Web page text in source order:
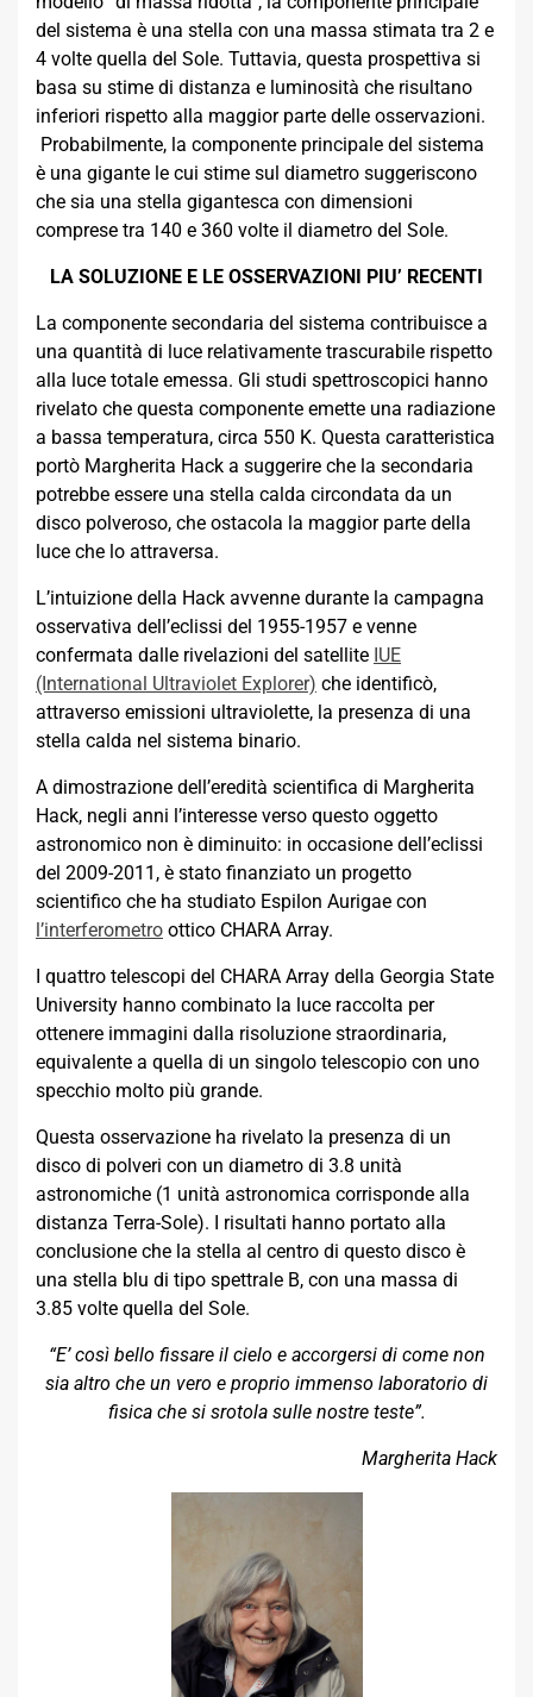
del sistema è una stella con una massa stimata tra 2 e
4 volte quella del Sole. Tuttavia, questa prospettiva si
basa su stime di distanza e luminosità che risultano
inferiori rispetto alla maggior parte delle osservazioni.
Probabilmente, la componente principale del sistema
è una gigante le cui stime sul diametro suggeriscono
che sia una stella gigantesca con dimensioni
comprese tra 140 e 360 volte il diametro del Sole.
LA SOLUZIONE E LE OSSERVAZIONI PIU’ RECENTI
La componente secondaria del sistema contribuisce a
una quantità di luce relativamente trascurabile rispetto
alla luce totale emessa. Gli studi spettroscopici hanno
rivelato che questa componente emette una radiazione
a bassa temperatura, circa 550 K. Questa caratteristica
portò Margherita Hack a suggerire che la secondaria
potrebbe essere una stella calda circondata da un
disco polveroso, che ostacola la maggior parte della
luce che lo attraversa.
L’intuizione della Hack avvenne durante la campagna
osservativa dell’eclissi del 1955-1957 e venne
confermata dalle rivelazioni del satellite IUE
(International Ultraviolet Explorer) che identificò,
attraverso emissioni ultraviolette, la presenza di una
stella calda nel sistema binario.
A dimostrazione dell’eredità scientifica di Margherita
Hack, negli anni l’interesse verso questo oggetto
astronomico non è diminuito: in occasione dell’eclissi
del 2009-2011, è stato finanziato un progetto
scientifico che ha studiato Espilon Aurigae con
l’interferometro ottico CHARA Array.
I quattro telescopi del CHARA Array della Georgia State
University hanno combinato la luce raccolta per
ottenere immagini dalla risoluzione straordinaria,
equivalente a quella di un singolo telescopio con uno
specchio molto più grande.
Questa osservazione ha rivelato la presenza di un
disco di polveri con un diametro di 3.8 unità
astronomiche (1 unità astronomica corrisponde alla
distanza Terra-Sole). I risultati hanno portato alla
conclusione che la stella al centro di questo disco è
una stella blu di tipo spettrale B, con una massa di
3.85 volte quella del Sole.
“E’ così bello fissare il cielo e accorgersi di come non
sia altro che un vero e proprio immenso laboratorio di
fisica che si srotola sulle nostre teste”.
Margherita Hack